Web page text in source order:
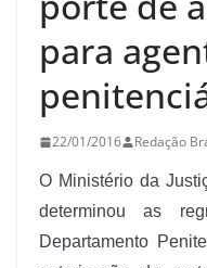
para
22/01/2016 Redação
O Ministério da
determinou as
Departamento